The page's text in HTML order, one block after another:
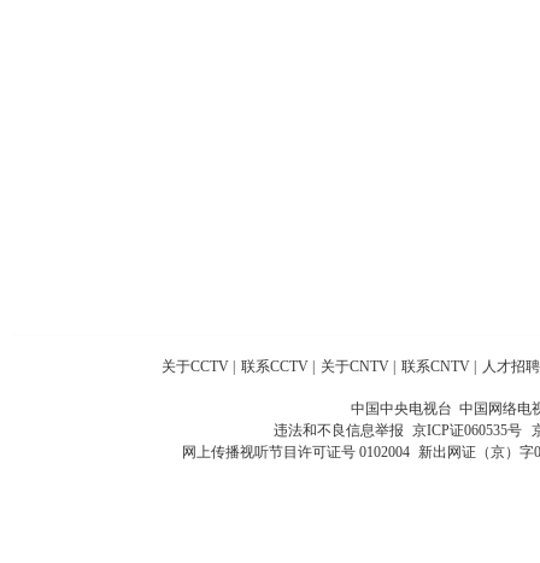
关于CCTV 联系CCTV 关于CNTV 联系CNTV 人才招聘
中国中央电视台 中国网络电
违法和不良信息举报 京ICP证060535号
网上传播视听节目许可证号 0102004 新出网证（京）